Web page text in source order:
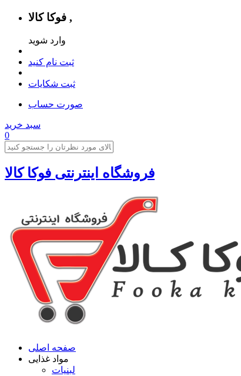
فوکا کالا ,
وارد شوید
ثبت نام کنید
ثبت شکایات
صورت حساب
سبد خرید
0
فروشگاه اینترنتی فوکا کالا
صفحه اصلی
مواد غذایی
لبنیات